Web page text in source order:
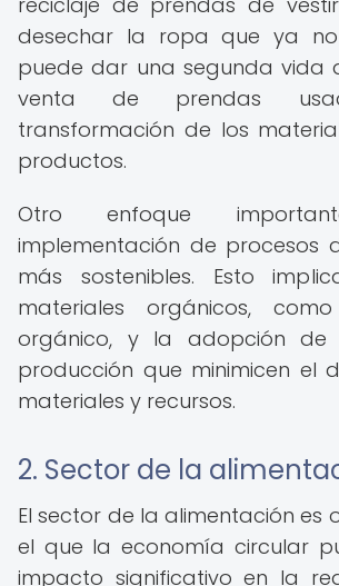
desechar la ropa que ya no
puede dar una segunda vida
venta de prendas
transformación de los
productos.
Otro enfoque
implementación de procesos
más sostenibles. Esto
materiales orgánicos,
orgánico, y la adopción de
producción que minimicen el
materiales y recursos.
2. Sector de la
El sector de la alimentación es
el que la economía circular
impacto significativo en la